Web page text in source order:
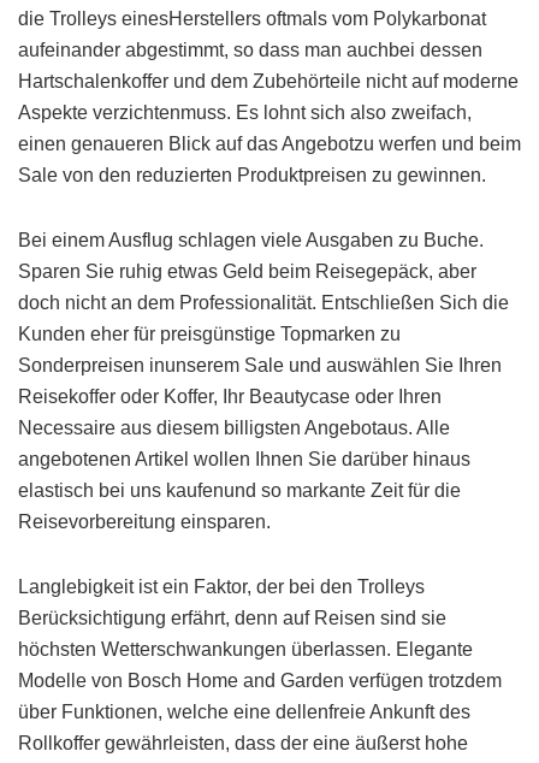
die Trolleys einesHerstellers oftmals vom Polykarbonat
aufeinander abgestimmt, so dass man auchbei dessen
Hartschalenkoffer und dem Zubehörteile nicht auf moderne
Aspekte verzichtenmuss. Es lohnt sich also zweifach,
einen genaueren Blick auf das Angebotzu werfen und beim
Sale von den reduzierten Produktpreisen zu gewinnen.
Bei einem Ausflug schlagen viele Ausgaben zu Buche.
Sparen Sie ruhig etwas Geld beim Reisegepäck, aber
doch nicht an dem Professionalität. Entschließen Sich die
Kunden eher für preisgünstige Topmarken zu
Sonderpreisen inunserem Sale und auswählen Sie Ihren
Reisekoffer oder Koffer, Ihr Beautycase oder Ihren
Necessaire aus diesem billigsten Angebotaus. Alle
angebotenen Artikel wollen Ihnen Sie darüber hinaus
elastisch bei uns kaufenund so markante Zeit für die
Reisevorbereitung einsparen.
Langlebigkeit ist ein Faktor, der bei den Trolleys
Berücksichtigung erfährt, denn auf Reisen sind sie
höchsten Wetterschwankungen überlassen. Elegante
Modelle von Bosch Home and Garden verfügen trotzdem
über Funktionen, welche eine dellenfreie Ankunft des
Rollkoffer gewährleisten, dass der eine äußerst hohe